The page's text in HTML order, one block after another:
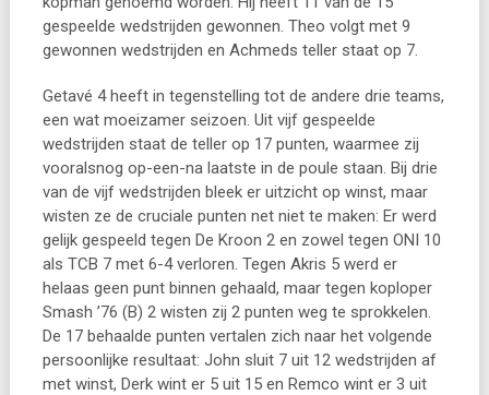
gespeelde wedstrijden gewonnen. Theo volgt met 9
gewonnen wedstrijden en Achmeds teller staat op 7.
Getavé 4 heeft in tegenstelling tot de andere drie teams,
een wat moeizamer seizoen. Uit vijf gespeelde
wedstrijden staat de teller op 17 punten, waarmee zij
vooralsnog op-een-na laatste in de poule staan. Bij drie
van de vijf wedstrijden bleek er uitzicht op winst, maar
wisten ze de cruciale punten net niet te maken: Er werd
gelijk gespeeld tegen De Kroon 2 en zowel tegen ONI 10
als TCB 7 met 6-4 verloren. Tegen Akris 5 werd er
helaas geen punt binnen gehaald, maar tegen koploper
Smash ’76 (B) 2 wisten zij 2 punten weg te sprokkelen.
De 17 behaalde punten vertalen zich naar het volgende
persoonlijke resultaat: John sluit 7 uit 12 wedstrijden af
met winst, Derk wint er 5 uit 15 en Remco wint er 3 uit